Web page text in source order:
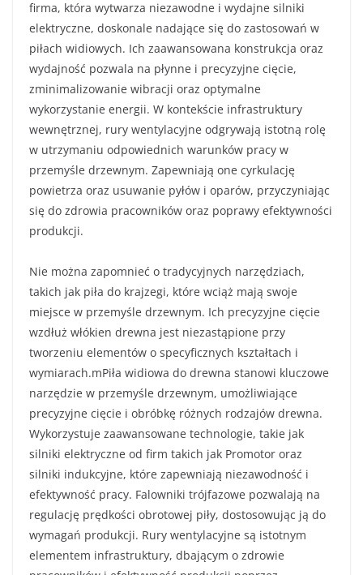
firma, która wytwarza niezawodne i wydajne silniki
elektryczne, doskonale nadające się do zastosowań w
piłach widiowych. Ich zaawansowana konstrukcja oraz
wydajność pozwala na płynne i precyzyjne cięcie,
zminimalizowanie wibracji oraz optymalne
wykorzystanie energii. W kontekście infrastruktury
wewnętrznej, rury wentylacyjne odgrywają istotną rolę
w utrzymaniu odpowiednich warunków pracy w
przemyśle drzewnym. Zapewniają one cyrkulację
powietrza oraz usuwanie pyłów i oparów, przyczyniając
się do zdrowia pracowników oraz poprawy efektywności
produkcji.
Nie można zapomnieć o tradycyjnych narzędziach,
takich jak piła do krajzegi, które wciąż mają swoje
miejsce w przemyśle drzewnym. Ich precyzyjne cięcie
wzdłuż włókien drewna jest niezastąpione przy
tworzeniu elementów o specyficznych kształtach i
wymiarach.mPiła widiowa do drewna stanowi kluczowe
narzędzie w przemyśle drzewnym, umożliwiające
precyzyjne cięcie i obróbkę różnych rodzajów drewna.
Wykorzystuje zaawansowane technologie, takie jak
silniki elektryczne od firm takich jak Promotor oraz
silniki indukcyjne, które zapewniają niezawodność i
efektywność pracy. Falowniki trójfazowe pozwalają na
regulację prędkości obrotowej piły, dostosowując ją do
wymagań produkcji. Rury wentylacyjne są istotnym
elementem infrastruktury, dbającym o zdrowie